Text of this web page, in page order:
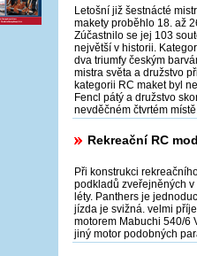
Letošní již šestnácté
makety proběhlo 18. až
Zúčastnilo se jej 103
největší v historii.
dva triumfy českým
mistra světa a družstvo
kategorii RC maket byl
Fencl pátý a družstvo
nevděčném čtvrtém místě.
Rekreační RC
Při konstrukci
podkladů zveřejněných
léty. Panthers je
jízda je svižná. velmi
motorem Mabuchi 540/6
jiný motor podobných